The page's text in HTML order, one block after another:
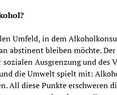
Umfeld, in dem
abstinent bleiben möchte.
Ausgrenzung und des
die Umwelt spielt mit:
All diese Punkte erschweren